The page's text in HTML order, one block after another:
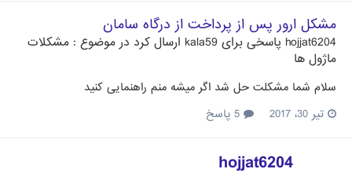
مشکل ارور پس از پرداخت از درگاه سامان
hojjat6204 پاسخی برای kala59 ارسال کرد در موضوع : مشکلات
ماژول ها
سلام شما مشکلت حل شد اگر میشه منم راهنمایی کنید
تیر 30، 2017
hojjat6204